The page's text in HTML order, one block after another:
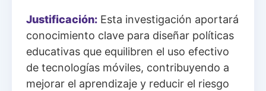
Justificación: Esta investigación aportará
conocimiento clave para diseñar políticas
educativas que equilibren el uso efectivo
de tecnologías móviles, contribuyendo a
mejorar el aprendizaje y reducir el riesgo